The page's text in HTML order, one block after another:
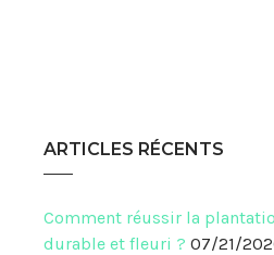
ARTICLES RÉCENTS
Comment réussir la
durable et fleuri ? 07/21/